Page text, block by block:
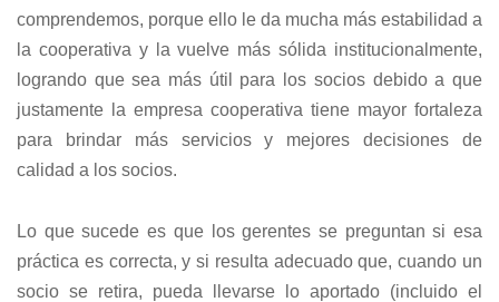
comprendemos, porque ello le da mucha más estabilidad a
la cooperativa y la vuelve más sólida institucionalmente,
logrando que sea más útil para los socios debido a que
justamente la empresa cooperativa tiene mayor fortaleza
para brindar más servicios y mejores decisiones de
calidad a los socios.
Lo que sucede es que los gerentes se preguntan si esa
práctica es correcta, y si resulta adecuado que, cuando un
socio se retira, pueda llevarse lo aportado (incluido el